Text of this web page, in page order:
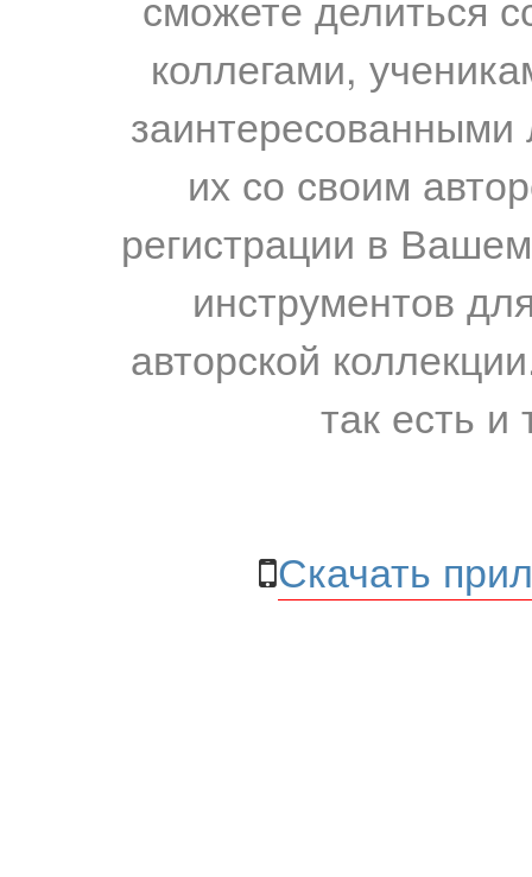
коллегами,
их со своим
регистрации в
инструментов
авторской
так есть и
Скачать